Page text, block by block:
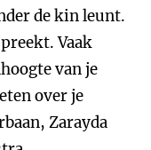
de kin leunt.
Vaak
van je
over je
Zarayda